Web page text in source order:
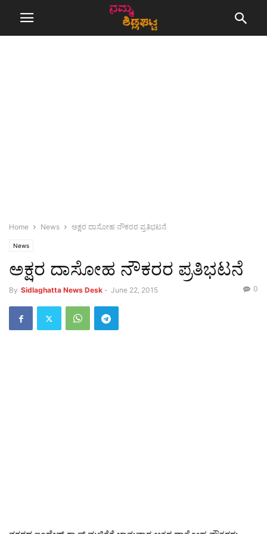
Home News ಅಕ್ಷರ ದಾಸೋಹ ನೌಕರರ ಪ್ರತಿಭಟನೆ
News
ಅಕ್ಷರ ದಾಸೋಹ ನೌಕರರ ಪ್ರತಿಭಟನೆ
By Sidlaghatta News Desk - June 22, 2015 0